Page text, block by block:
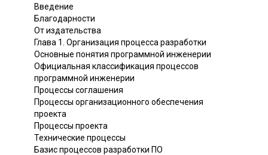
Введение
Благодарности
От издательства
Глава 1. Организация процесса разработки
Основные понятия программной инженерии
Официальная классификация процессов
программной инженерии
Процессы соглашения
Процессы организационного обеспечения
проекта
Процессы проекта
Технические процессы
Базис процессов разработки ПО